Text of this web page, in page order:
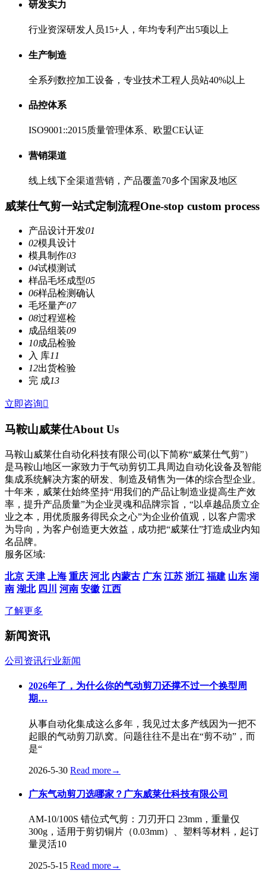
研发实力
行业资深研发人员15+人，年均专利产出5项以上
生产制造
全系列数控加工设备，专业技术工程人员站40%以上
品控体系
ISO9001::2015质量管理体系、欧盟CE认证
营销渠道
线上线下全渠道营销，产品覆盖70多个国家及地区
威莱仕气剪一站式定制流程One-stop custom process
产品设计开发01
02模具设计
模具制作03
04试模测试
样品毛坯成型05
06样品检测确认
毛坯量产07
08过程巡检
成品组装09
10成品检验
入 库11
12出货检验
完 成13
立即咨询
马鞍山威莱仕About Us
马鞍山威莱仕自动化科技有限公司(以下简称“威莱仕气剪”）
是马鞍山地区一家致力于气动剪切工具周边自动化设备及智能
集成系统解决方案的研发、制造及销售为一体的综合型企业。
十年来，威莱仕始终坚持“用我们的产品让制造业提高生产效
率，提升产品质量”为企业灵魂和品牌宗旨，“以卓越品质立企
业之本，用优质服务得民众之心”为企业价值观，以客户需求
为导向，为客户创造更大效益，成功把“威莱仕”打造成业内知
名品牌。
服务区域:
北京 天津 上海 重庆 河北 内蒙古 广东 江苏 浙江 福建 山东 湖
南 湖北 四川 河南 安徽 江西
了解更多
新闻资讯
公司资讯行业新闻
2026年了，为什么你的气动剪刀还撑不过一个换型周
期…
从事自动化集成这么多年，我见过太多产线因为一把不
起眼的气动剪刀趴窝。问题往往不是出在“剪不动”，而
是“
2026-5-30 Read more→
广东气动剪刀选哪家？广东威莱仕科技有限公司
AM-10/100S 错位式气剪：刀刃开口 23mm，重量仅
300g，适用于剪切铜片（0.03mm）、塑料等材料，起订
量灵活10
2025-5-15 Read more→